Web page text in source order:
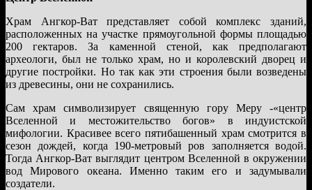
Храм Ангкор-Ват представляет собой комплекс зданий,
расположенных на участке прямоугольной формы площадью
200 гектаров. За каменной стеной, как предполагают
археологи, был не только храм, но и королевский дворец и
другие постройки. Но так как эти строения были возведены
из древесины, они не сохранились.
Сам храм символизирует священную гору Меру -«центр
Вселенной и местожительство богов» в индуистской
мифологии. Красивее всего пятибашенный храм смотрится в
сезон дождей, когда 190-метровый ров заполняется водой.
Тогда Ангкор-Ват выглядит центром Вселенной в окружении
вод Мирового океана. Именно таким его и задумывали
создатели.